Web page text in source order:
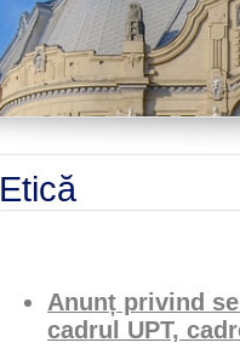
Etică
Anunț privind
cadrul UPT,